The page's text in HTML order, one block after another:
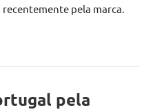
pela marca.
pela